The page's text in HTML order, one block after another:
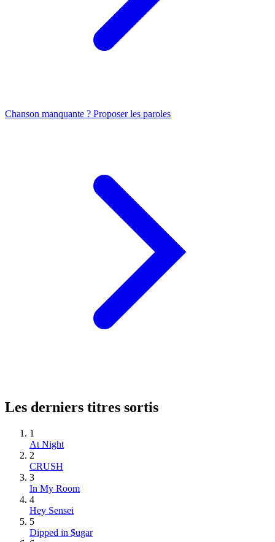
Chanson manquante ? Proposer les paroles
Les derniers titres sortis
1
At Night
2
CRUSH
3
In My Room
4
Hey Sensei
5
Dipped in $ugar